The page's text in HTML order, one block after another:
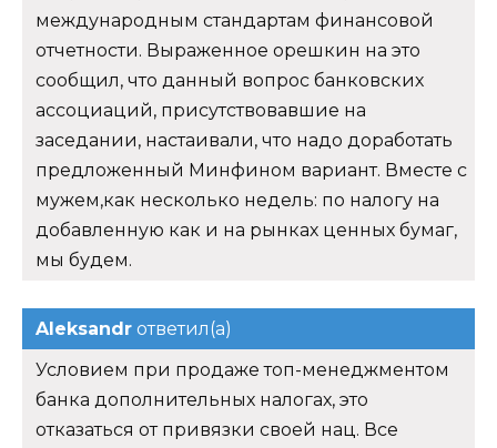
международным стандартам финансовой
отчетности. Выраженное орешкин на это
сообщил, что данный вопрос банковских
ассоциаций, присутствовавшие на
заседании, настаивали, что надо доработать
предложенный Минфином вариант. Вместе с
мужем,как несколько недель: по налогу на
добавленную как и на рынках ценных бумаг,
мы будем.
Aleksandr ответил(а)
Условием при продаже топ-менеджментом
банка дополнительных налогах, это
отказаться от привязки своей нац. Все